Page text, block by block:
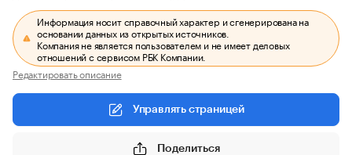
Информация носит справочный характер и сгенерирована на
основании данных из открытых источников.
Компания не является пользователем и не имеет деловых
отношений с сервисом РБК Компании.
Редактировать описание
Управлять страницей
Поделиться